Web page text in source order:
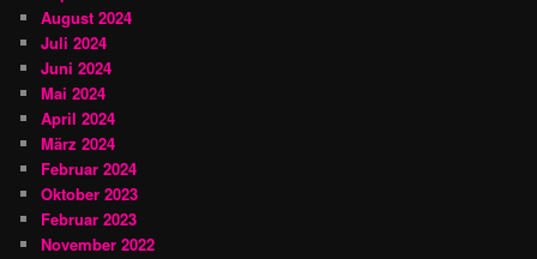
August 2024
Juli 2024
Juni 2024
Mai 2024
April 2024
März 2024
Februar 2024
Oktober 2023
Februar 2023
November 2022